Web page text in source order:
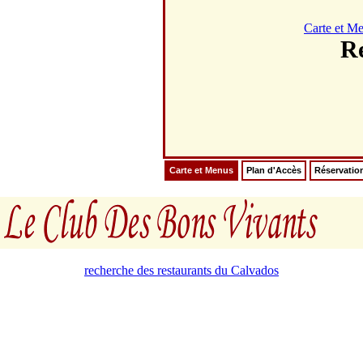
Carte et
Carte et Menus Plan d'Accès
recherche des restaurants du Calvados